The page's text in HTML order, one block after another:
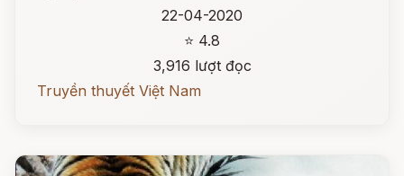
22-04-2020
⭐ 4.8
3,916 lượt đọc
Truyền thuyết Việt Nam